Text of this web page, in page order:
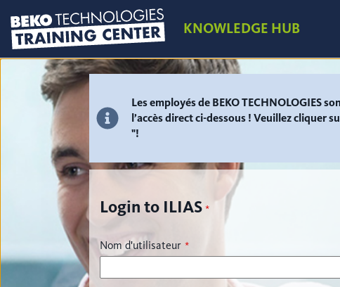
KNOWLEDGE HUB
Les employés de BEKO TECHNOLOGIES
l’accès direct ci-dessous ! Veuillez cliquer
"!
Login to ILIAS *
Nom d'utilisateur *